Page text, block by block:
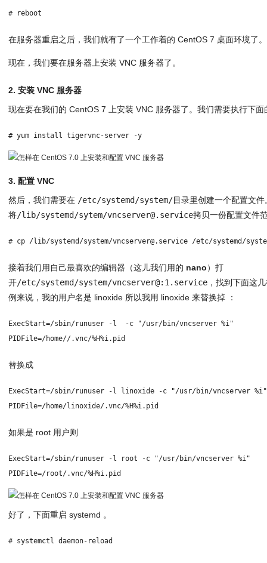
# reboot
在服务器重启之后，我们就有了一个工作着的 CentOS 7 桌面环境了。
现在，我们要在服务器上安装 VNC 服务器了。
2. 安装 VNC 服务器
现在要在我们的 CentOS 7 上安装 VNC 服务器了。我们需要执行下面
# yum install tigervnc-server -y
3. 配置 VNC
然后，我们需要在 /etc/systemd/system/目录里创建一个配置文
将/lib/systemd/sytem/vncserver@.service拷贝一份配置文件
# cp /lib/systemd/system/vncserver@.service /etc/systemd/
接着我们用自己最喜欢的编辑器（这儿我们用的 nano）打
开/etc/systemd/system/vncserver@:1.service ，找到下面这
例来说，我的用户名是 linoxide 所以我用 linoxide 来替换掉 ：
ExecStart=/sbin/runuser -l
-c "/usr/bin/vncserver %i"
PIDFile=/home//.vnc/%H%i.pid
替换成
ExecStart=/sbin/runuser -l linoxide -c "/usr/bin/vncserver %i"
PIDFile=/home/linoxide/.vnc/%H%i.pid
如果是 root 用户则
ExecStart=/sbin/runuser -l root -c "/usr/bin/vncserver %i"
PIDFile=/root/.vnc/%H%i.pid
好了，下面重启 systemd 。
# systemctl daemon-reload